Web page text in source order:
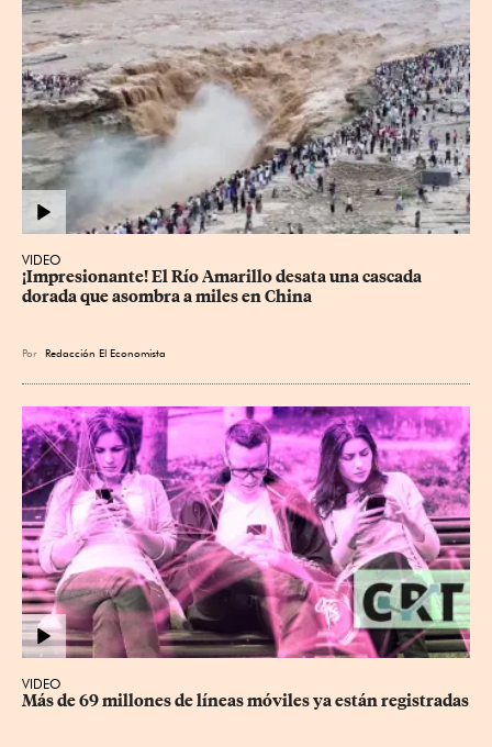
VIDEO
¡Impresionante! El Río Amarillo desata una cascada
dorada que asombra a miles en China
Por Redacción El Economista
VIDEO
Más de 69 millones de líneas móviles ya están registradas